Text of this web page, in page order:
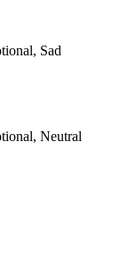
Sad
Neutral